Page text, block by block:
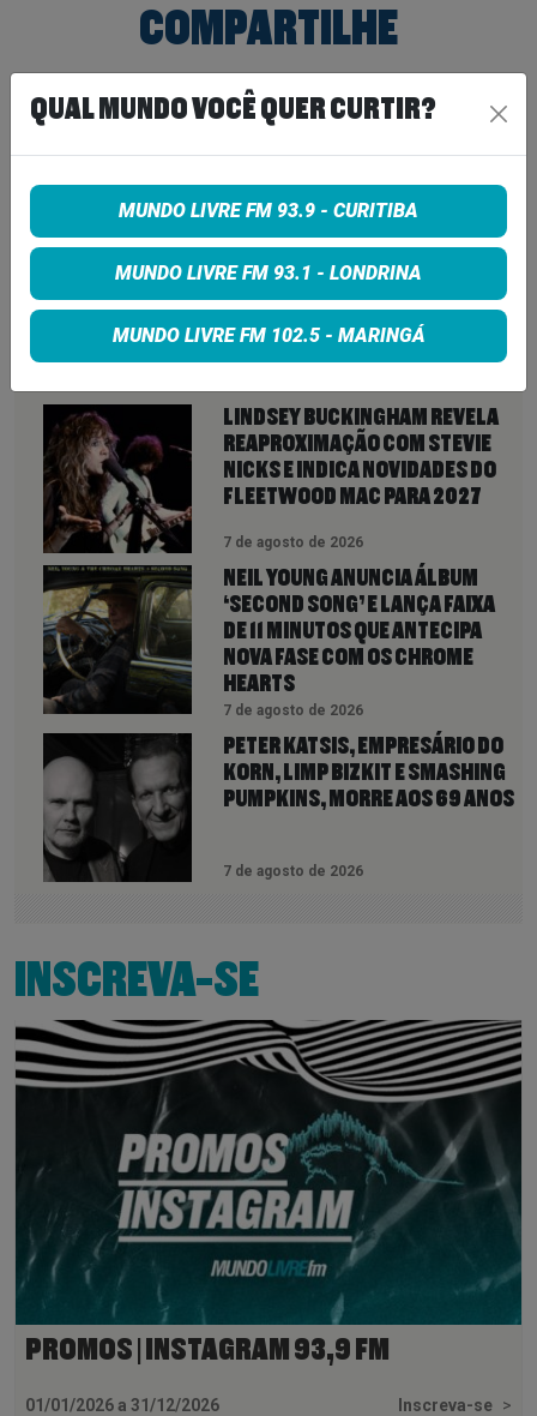
COMPARTILHE
Share on Facebook
Share on Twitter
Share on Google+
VEJA TAMBÉM MAIS
LINDSEY BUCKINGHAM REVELA
REAPROXIMAÇÃO COM STEVIE
NICKS E INDICA NOVIDADES DO
FLEETWOOD MAC PARA 2027
7 de agosto de 2026
NEIL YOUNG ANUNCIA ÁLBUM
‘SECOND SONG’ E LANÇA FAIXA
DE 11 MINUTOS QUE ANTECIPA
NOVA FASE COM OS CHROME
HEARTS
7 de agosto de 2026
PETER KATSIS, EMPRESÁRIO DO
KORN, LIMP BIZKIT E SMASHING
PUMPKINS, MORRE AOS 69 ANOS
7 de agosto de 2026
INSCREVA-SE
PROMOS | INSTAGRAM 93,9 FM
01/01/2026 a 31/12/2026 Inscreva-se >
QUAL MUNDO VOCÊ QUER CURTIR?
MUNDO LIVRE FM 93.9 - CURITIBA
MUNDO LIVRE FM 93.1 - LONDRINA
MUNDO LIVRE FM 102.5 - MARINGÁ